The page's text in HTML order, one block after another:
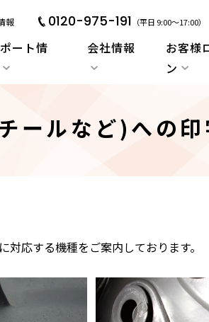
報 0120-975-191 （平日 9:00～17:00）
ート情
会社情報
お客様
ン
ールなど)への印
応する機種をご案内しております。